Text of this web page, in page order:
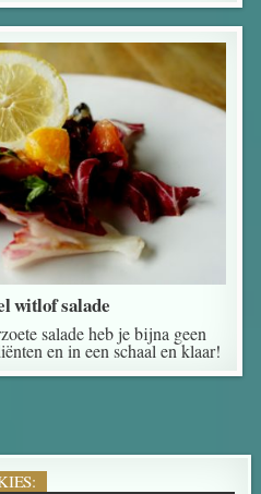
witlof salade
salade heb je bijna geen
en in een schaal en klaar!